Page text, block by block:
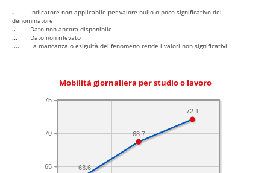
-
Indicatore non applicabile per valore nullo o poco significativo del
denominatore
..
Dato non ancora disponibile
...
Dato non rilevato
....
La mancanza o esiguità del fenomeno rende i valori non significativi
Mobilità giornaliera per studio o lavoro
65
70
75
72.1
68.7
63.6